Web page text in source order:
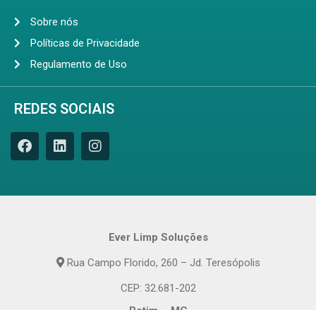
Sobre nós
Políticas de Privacidade
Regulamento de Uso
REDES SOCIAIS
Ever Limp Soluções
Rua Campo Florido, 260 – Jd. Teresópolis
CEP: 32.681-202